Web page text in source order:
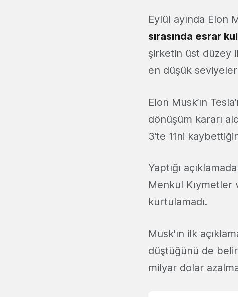
Eylül ayında Elon
sırasında esrar
şirketin üst düzey
en düşük
Elon Musk’ın
dönüşüm kararı
3’te 1’ini
Yaptığı
Menkul Kıymetler
kurtulamadı.
Musk'ın ilk
düştüğünü de
milyar dolar